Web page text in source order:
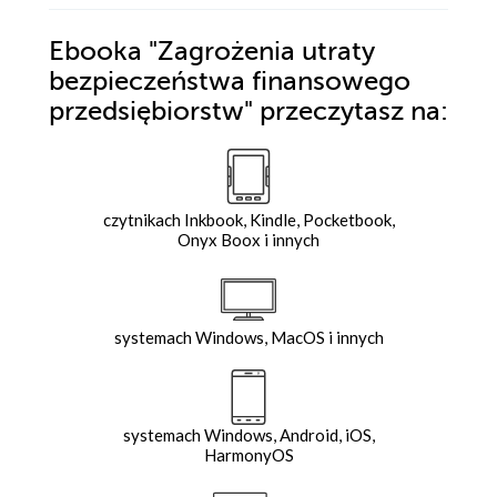
Ebooka "Zagrożenia utraty
bezpieczeństwa finansowego
przedsiębiorstw" przeczytasz na:
czytnikach Inkbook, Kindle, Pocketbook,
Onyx Boox i innych
systemach Windows, MacOS i innych
systemach Windows, Android, iOS,
HarmonyOS